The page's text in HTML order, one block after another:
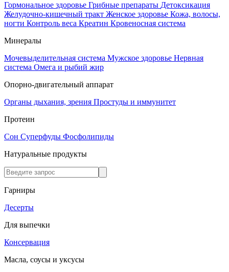
Гормональное здоровье Грибные препараты Детоксикация
Желудочно-кишечный тракт Женское здоровье Кожа, волосы,
ногти Контроль веса Креатин Кровеносная система
Минералы
Мочевыделительная система Мужское здоровье Нервная
система Омега и рыбий жир
Опорно-двигательный аппарат
Органы дыхания, зрения Простуды и иммунитет
Протеин
Сон Суперфуды Фосфолипиды
Натуральные продукты
Гарниры
Десерты
Для выпечки
Консервация
Масла, соусы и уксусы